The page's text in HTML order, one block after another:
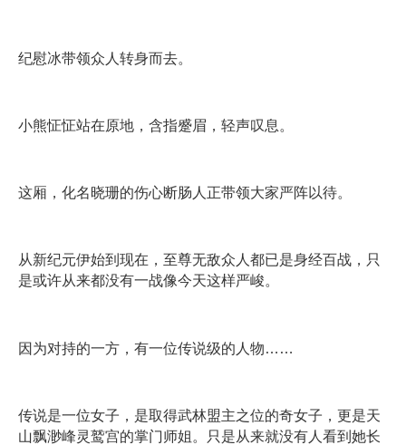
纪慰冰带领众人转身而去。
小熊怔怔站在原地，含指蹙眉，轻声叹息。
这厢，化名晓珊的伤心断肠人正带领大家严阵以待。
从新纪元伊始到现在，至尊无敌众人都已是身经百战，只
是或许从来都没有一战像今天这样严峻。
因为对持的一方，有一位传说级的人物……
传说是一位女子，是取得武林盟主之位的奇女子，更是天
山飘渺峰灵鹫宫的掌门师姐。只是从来就没有人看到她长